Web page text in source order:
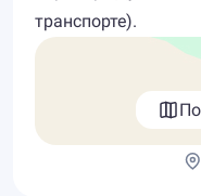
транспорте).